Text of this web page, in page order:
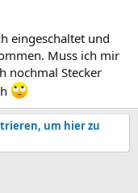
eingeschaltet und
Muss ich mir
nochmal Stecker
um hier zu